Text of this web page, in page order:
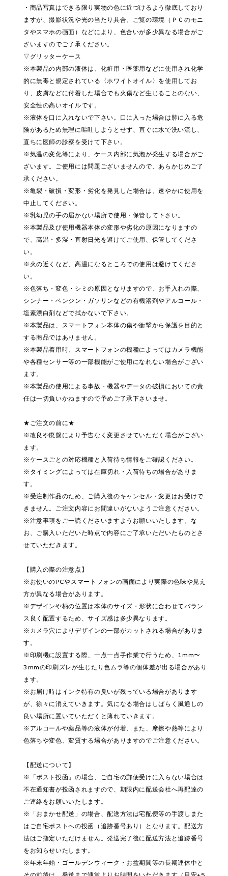
・商品写真はできる限り実物の色に近づけるよう徹底しており
ますが、撮影状況や光の当たり具合、ご覧の環境（ＰＣのモニ
タやスマホの画面）などにより、色合いが多少異なる場合がご
ざいますのでご了承ください。
▽グリッターケース
※本製品の内部の液体は、化粧用・医薬用などに使用され化学
的に無毒と規定されている〈ホワイトオイル〉を使用してお
り、皮膚などに付着した場合でも火傷など生じることのない、
安全性の高いオイルです。
※液体を口に入れないで下さい。口に入った場合は肺に入る危
険があるため無理に嘔吐しようとせず、直ぐに水で洗い流し、
直ちに医師の診察を受けて下さい。
※気温の変化等により、ケース内部に気泡が発生する場合がご
ざいます。ご使用には問題ございませんので、あらかじめご了
承ください。
※亀裂・破損・変形・劣化を発見した場合は、速やかに使用を
中止してください。
※乳幼児の手の届かない場所で使用・保管して下さい。
※本製品及び使用機器本体の変形や劣化の原因になりますの
で、高温・多湿・直射日光を避けてご使用、保管してくださ
い。
※火の近くなど、高温になるところでの使用は避けてくださ
い。
※色落ち・変色・シミの原因となりますので、お手入れの際、
シンナー・ベンジン・ガソリンなどの有機溶剤やアルコール・
塩素漂白剤などで拭かないで下さい。
※本製品は、スマートフォン本体の傷や衝撃から保護を目的と
する商品ではありません。
※本製品着用時、スマートフォンの機種によってはカメラ機能
や各種センサー等の一部機能がご使用になれない場合がござい
ます。
※本製品の使用による事故・機器やデータの破損においての責
任は一切負いかねますので予めご了承下さいませ。
★ご注文の前に★
※改良や廃盤により予告なく変更させていただく場合がござい
ます。
※ケースごとの対応機種と入荷待ち情報をご確認ください。
※タイミングによっては在庫切れ・入荷待ちの場合がありま
す。
※受注制作品のため、ご購入後のキャンセル・変更はお受けで
きません。ご注文内容にお間違いがないようご注意ください。
※注意事項をご一読くださいますようお願いいたします。な
お、ご購入いただいた時点で内容にご了承いただいたものとさ
せていただきます。
【購入の際の注意点】
※お使いのPCやスマートフォンの画面により実際の色味や見え
方が異なる場合があります。
※デザインや柄の位置は本体のサイズ・形状に合わせてバラン
ス良く配置するため、サイズ感は多少異なります。
※カメラ穴によりデザインの一部がカットされる場合がありま
す。
※印刷機に設置する際、一点一点手作業で行うため、1mm〜
3mmの印刷ズレが生じたり色ムラ等の個体差が出る場合があり
ます。
※お届け時はインク特有の臭いが残っている場合があります
が、徐々に消えていきます。気になる場合はしばらく風通しの
良い場所に置いていただくと薄れていきます。
※アルコールや薬品等の液体が付着、また、摩擦や熱等により
色落ちや変色、変質する場合がありますのでご注意ください。
【配送について】
※「ポスト投函」の場合、ご自宅の郵便受けに入らない場合は
不在通知書が投函されますので、期限内に配送会社へ再配達の
ご連絡をお願いいたします。
※「おまかせ配送」の場合、配送方法は宅配便等の手渡しまた
はご自宅ポストへの投函（追跡番号あり）となります。配送方
法はご指定いただけません。発送完了後に配送方法と追跡番号
をお知らせいたします。
※年末年始・ゴールデンウィーク・お盆期間等の長期連休中と